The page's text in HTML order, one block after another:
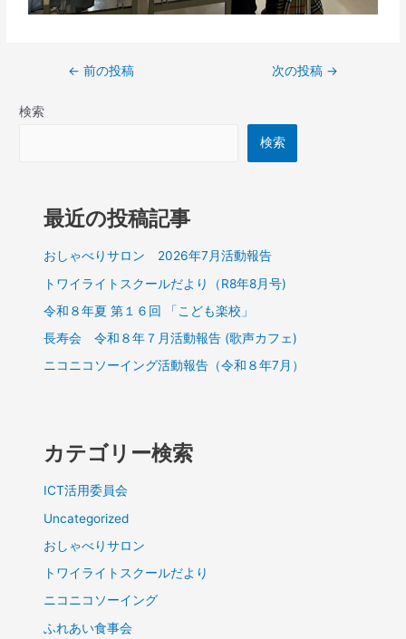
← 前の投稿 次の投稿 →
検索
検索
最近の投稿記事
おしゃべりサロン 2026年7月活動報告
トワイライトスクールだより（R8年8月号)
令和８年夏 第１６回 「こども楽校」
長寿会 令和８年７月活動報告 (歌声カフェ)
ニコニコソーイング活動報告（令和８年7月）
カテゴリー検索
ICT活用委員会
Uncategorized
おしゃべりサロン
トワイライトスクールだより
ニコニコソーイング
ふれあい食事会